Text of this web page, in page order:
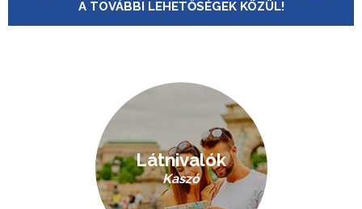
A TOVÁBBI LEHETŐSÉGEK KÖZÜL!
Látnivalók
Kaszó